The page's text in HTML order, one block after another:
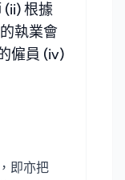
(ii) 根據
執業會
僱員 (iv)
即亦把